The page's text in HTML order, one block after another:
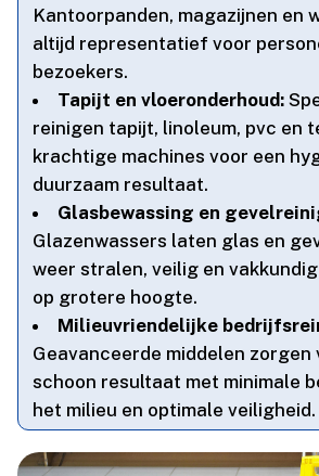
Kantoorpanden, magazijnen en
altijd representatief voor
bezoekers.​
Tapijt en vloeronderhoud:
reinigen tapijt, linoleum, pvc en
krachtige machines voor een
duurzaam resultaat.​
Glasbewassing en
Glazenwassers laten glas en
weer stralen, veilig en
op grotere hoogte.​
Milieuvriendelijke
Geavanceerde middelen zorgen
schoon resultaat met minimale
het milieu en optimale veiligheid.​